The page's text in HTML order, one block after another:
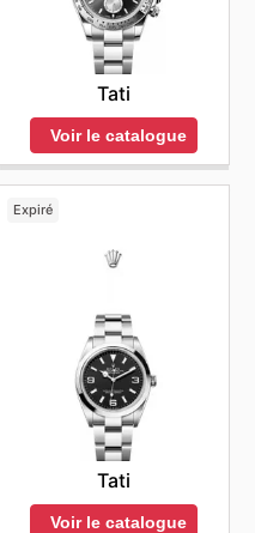
Tati
Voir le catalogue
Expiré
Tati
Voir le catalogue